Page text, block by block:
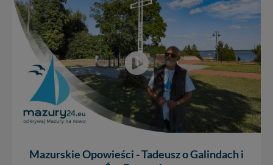
Mazurskie Opowieści - Tadeusz o Galindach i